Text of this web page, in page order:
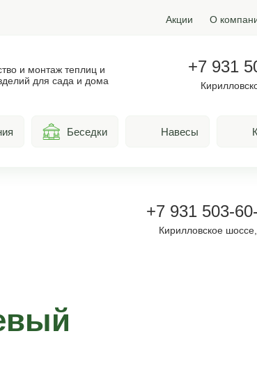
Акции О
и монтаж теплиц и
для сада и дома
+7 931
Беседки Навесы
+7 931 503-
Кирилловское